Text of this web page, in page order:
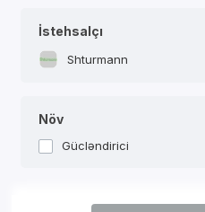
İstehsalçı
Shturmann
Növ
Gücləndirici